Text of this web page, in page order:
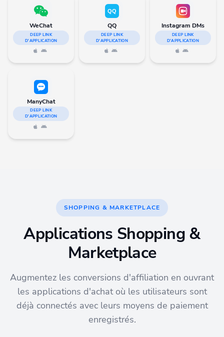
WeChat
DEEP LINK
D'APPLICATION
QQ
DEEP LINK
D'APPLICATION
Instagram DMs
DEEP LINK
D'APPLICATION
ManyChat
DEEP LINK
D'APPLICATION
SHOPPING & MARKETPLACE
Applications Shopping &
Marketplace
Augmentez les conversions d'affiliation en ouvrant
les applications d'achat où les utilisateurs sont
déjà connectés avec leurs moyens de paiement
enregistrés.